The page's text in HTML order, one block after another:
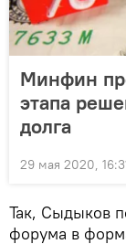
Минфин
этапа
долга
29 мая 2020,
Так, Сыдыков
форума в